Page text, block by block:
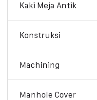
Kaki Meja Antik
Konstruksi
Machining
Manhole Cover